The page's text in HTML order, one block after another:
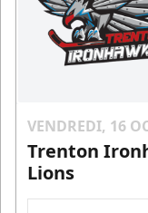
VENDREDI, 16
Trenton
Lions